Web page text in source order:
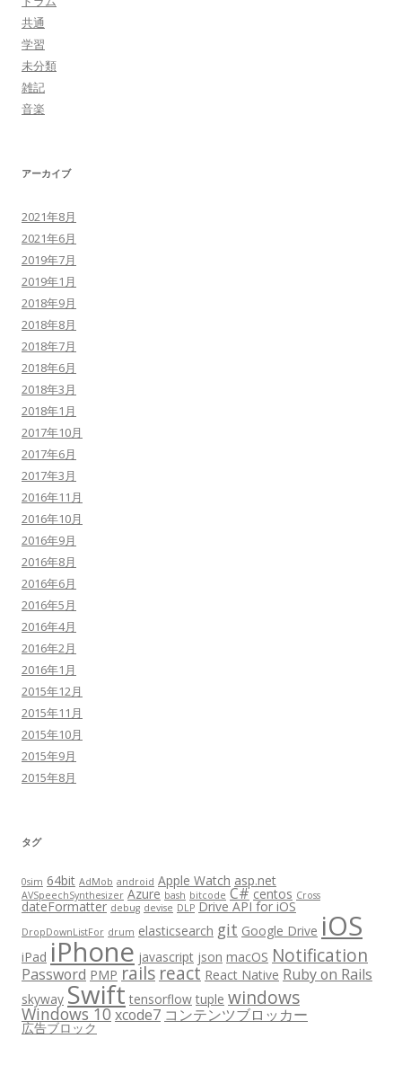
共通
学習
未分類
雑記
音楽
アーカイブ
2021年8月
2021年6月
2019年7月
2019年1月
2018年9月
2018年8月
2018年7月
2018年6月
2018年3月
2018年1月
2017年10月
2017年6月
2017年3月
2016年11月
2016年10月
2016年9月
2016年8月
2016年6月
2016年5月
2016年4月
2016年2月
2016年1月
2015年12月
2015年11月
2015年10月
2015年9月
2015年8月
タグ
0sim 64bit AdMob android Apple Watch asp.net
AVSpeechSynthesizer Azure bash bitcode C# centos Cross
dateFormatter debug devise DLP Drive API for iOS
DropDownListFor drum elasticsearch git Google Drive iOS
iPad iPhone javascript json macOS Notification
Password PMP rails react React Native Ruby on Rails
skyway Swift tensorflow tuple windows
Windows 10xcode7 コンテンツブロッカー
広告ブロック